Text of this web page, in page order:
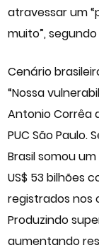
atravessar um
muito”,
Cenário
“Nossa
Antonio Corrêa
PUC São Paulo.
Brasil somou
US$ 53 bilhões
registrados nos
Produzindo
aumentando